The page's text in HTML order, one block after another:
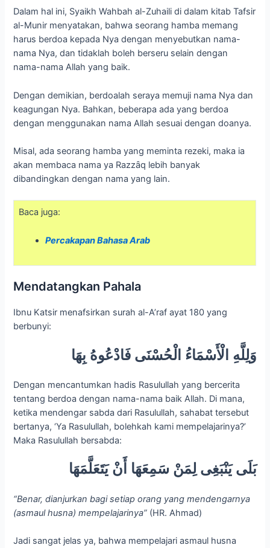
Dalam hal ini, Syaikh Wahbah al-Zuhaili di dalam kitab Tafsir
al-Munir menyatakan, bahwa seorang hamba memang
harus berdoa kepada Nya dengan menyebutkan nama-
nama Nya, dan tidaklah boleh berseru selain dengan
nama-nama Allah yang baik.
Dengan demikian, berdoalah seraya memuji nama Nya dan
keagungan Nya. Bahkan, beberapa ada yang berdoa
dengan menggunakan nama Allah sesuai dengan doanya.
Misal, ada seorang hamba yang meminta rezeki, maka ia
akan membaca nama ya Razzȃq lebih banyak
dibandingkan dengan nama yang lain.
Baca juga:
Percakapan Bahasa Arab
Mendatangkan Pahala
Ibnu Katsir menafsirkan surah al-A’raf ayat 180 yang
berbunyi:
وَلِلَّهِ الْأَسْمَاءُ الْحُسْنَى فَادْعُوهُ بِهَا
Dengan mencantumkan hadis Rasulullah yang bercerita
tentang berdoa dengan nama-nama baik Allah. Di mana,
ketika mendengar sabda dari Rasulullah, sahabat tersebut
bertanya, ‘Ya Rasulullah, bolehkah kami mempelajarinya?’
Maka Rasulullah bersabda:
بَلَى يَنْبَغِى لِمَنْ سَمِعَهَا أَنْ يَتَعَلَّمَهَا
“Benar, dianjurkan bagi setiap orang yang mendengarnya
(asmaul husna) mempelajarinya” (HR. Ahmad)
Jadi sangat jelas ya, bahwa mempelajari asmaul husna